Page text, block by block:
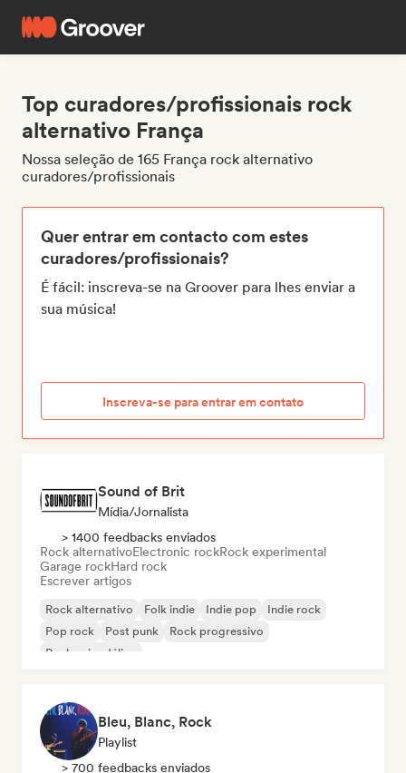
Top curadores/profissionais rock
alternativo França
Nossa seleção de 165 França rock alternativo
curadores/profissionais
Quer entrar em contacto com estes
curadores/profissionais?
É fácil: inscreva-se na Groover para lhes enviar a
sua música!
Inscreva-se para entrar em contato
Sound of Brit
Mídia/Jornalista
> 1400 feedbacks enviados
Rock alternativoElectronic rockRock experimental
Garage rockHard rock
Escrever artigos
Rock alternativo Folk indie Indie pop
Indie rock
Pop rock
Post punk
Rock progressivo
Rock psicodélico
Bleu, Blanc, Rock
Playlist
> 700 feedbacks enviados